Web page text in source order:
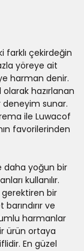
farklı çekirdeğin
yöreye ait
harman denir.
hazırlanan
deneyim sunar.
ile Luwacof
favorilerinden
daha yoğun bir
kullanılır.
bir
ve
harmanlar
ürün ortaya
En güzel